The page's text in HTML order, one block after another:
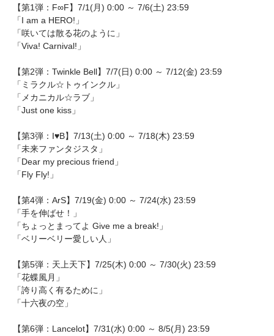
【第1弾：F∞F】7/1(月) 0:00 ～ 7/6(土) 23:59
「I am a HERO!」
「咲いては散る花のように」
「Viva! Carnival!」
【第2弾：Twinkle Bell】7/7(日) 0:00 ～ 7/12(金) 23:59
「ミラクル☆トゥインクル」
「メカニカル☆ラブ」
「Just one kiss」
【第3弾：I♥B】7/13(土) 0:00 ～ 7/18(木) 23:59
「未来ファンタジスタ」
「Dear my precious friend」
「Fly Fly!」
【第4弾：ArS】7/19(金) 0:00 ～ 7/24(水) 23:59
「手を伸ばせ！」
「ちょっとまってよ Give me a break!」
「ベリーベリー愛しい人」
【第5弾：天上天下】7/25(木) 0:00 ～ 7/30(火) 23:59
「花蝶風月」
「誇り高く有るために」
「十六夜の空」
【第6弾：Lancelot】7/31(水) 0:00 ～ 8/5(月) 23:59